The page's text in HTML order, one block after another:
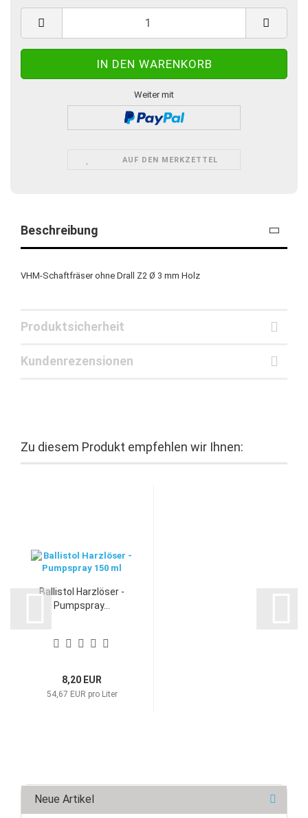
Weiter mit
AUF DEN MERKZETTEL
Beschreibung
VHM-Schaftfräser ohne Drall Z2 Ø 3 mm Holz
Produktsicherheit
Kundenrezensionen
Zu diesem Produkt empfehlen wir Ihnen:
Ballistol Harzlöser -
Pumpspray...
8,20 EUR
54,67 EUR pro Liter
Neue Artikel